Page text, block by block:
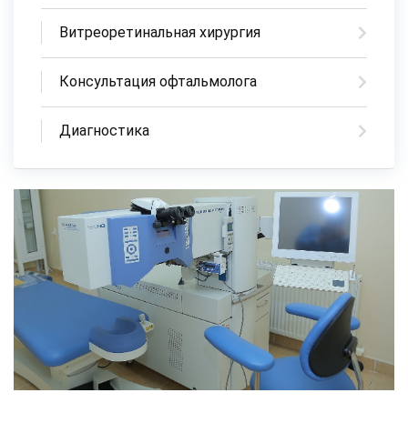
Витреоретинальная хирургия
Консультация офтальмолога
Диагностика